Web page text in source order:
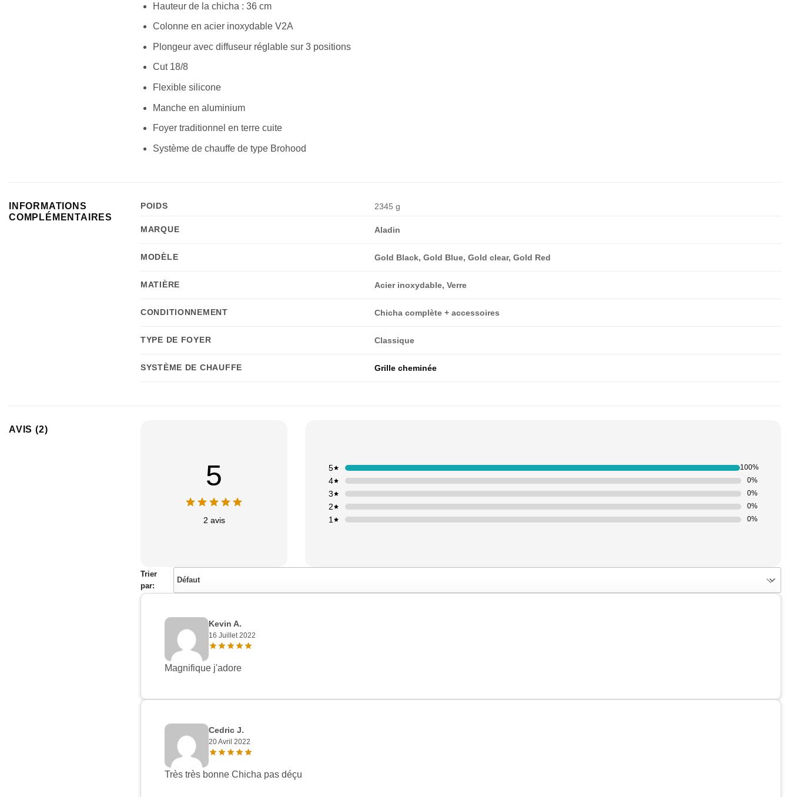
Hauteur de la chicha : 36 cm
Colonne en acier inoxydable V2A
Plongeur avec diffuseur réglable sur 3 positions
Cut 18/8
Flexible silicone
Manche en aluminium
Foyer traditionnel en terre cuite
Système de chauffe de type Brohood
INFORMATIONS
COMPLÉMENTAIRES
POIDS 2345 g
MARQUE Aladin
MODÈLE Gold Black, Gold Blue, Gold clear, Gold Red
MATIÈRE Acier inoxydable, Verre
CONDITIONNEMENT Chicha complète + accessoires
TYPE DE FOYER Classique
SYSTÈME DE CHAUFFE Grille cheminée
AVIS (2)
5
2 avis 1 0%
2 0%
3 0%
4 0%
5 100%
Trier
par:
Défaut
Kevin A.
16 Juillet 2022
Magnifique j'adore
Cedric J.
20 Avril 2022
Très très bonne Chicha pas déçu